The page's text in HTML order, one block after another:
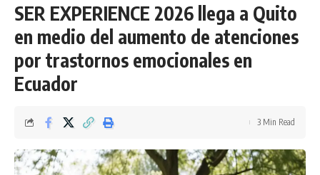
SER EXPERIENCE 2026 llega a Quito
en medio del aumento de atenciones
por trastornos emocionales en
Ecuador
3 Min Read